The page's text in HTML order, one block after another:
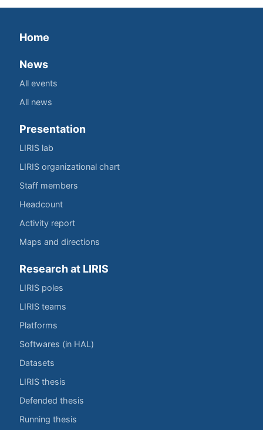
Home
News
All events
All news
Presentation
LIRIS lab
LIRIS organizational chart
Staff members
Headcount
Activity report
Maps and directions
Research at LIRIS
LIRIS poles
LIRIS teams
Platforms
Softwares (in HAL)
Datasets
LIRIS thesis
Defended thesis
Running thesis